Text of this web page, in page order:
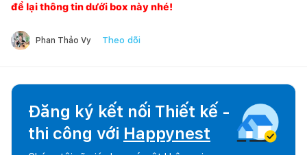
để lại thông tin dưới box này nhé!
Phan Thảo Vy Theo dõi
Đăng ký kết nối Thiết kế -
thi công với Happynest